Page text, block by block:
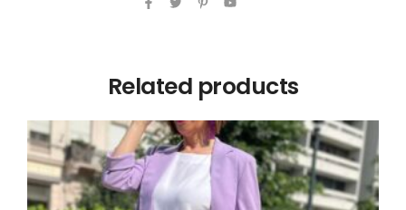
Related products